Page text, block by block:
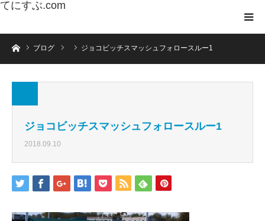
てにすぶ.com
ホームブログ ジョコビッチスマッシュフォロースルー1
ジョコビッチスマッシュフォロースルー1
2018.09.10